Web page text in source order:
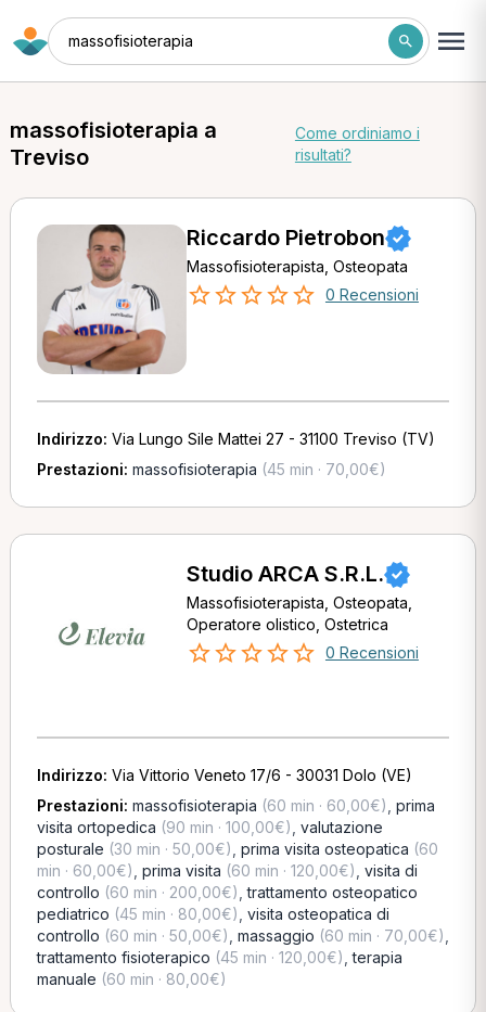
massofisioterapia
massofisioterapia a
Treviso
Come ordiniamo i
risultati?
Riccardo Pietrobon
Massofisioterapista, Osteopata
0 Recensioni
Indirizzo: Via Lungo Sile Mattei 27 - 31100 Treviso (TV)
Prestazioni: massofisioterapia (45 min · 70,00€)
Studio ARCA S.R.L.
Massofisioterapista, Osteopata,
Operatore olistico, Ostetrica
0 Recensioni
Indirizzo: Via Vittorio Veneto 17/6 - 30031 Dolo (VE)
Prestazioni: massofisioterapia (60 min · 60,00€) prima
visita ortopedica (90 min · 100,00€) valutazione
posturale (30 min · 50,00€) prima visita osteopatica (60
min · 60,00€) prima visita (60 min · 120,00€) visita di
controllo (60 min · 200,00€) ,trattamento osteopatico
pediatrico (45 min · 80,00€) visita osteopatica di
controllo (60 min · 50,00€) massaggio (60 min · 70,00€)
trattamento fisioterapico (45 min · 120,00€) ,terapia
manuale (60 min · 80,00€)